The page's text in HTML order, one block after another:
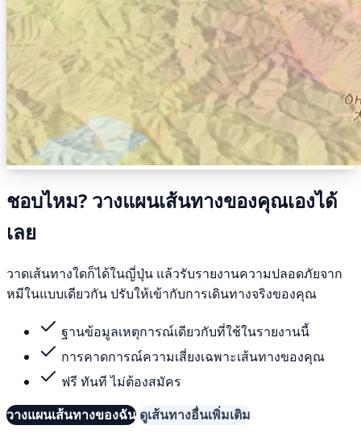
ชอบไหม? วางแผนเส้นทางของคุณเองได้
เลย
วาดเส้นทางใดก็ได้ในญี่ปุ่น แล้วรับรายงานความปลอดภัยจาก
หมีในแบบเดียวกัน ปรับให้เข้ากับการเดินทางจริงของคุณ
ฐานข้อมูลเหตุการณ์เดียวกับที่ใช้ในรายงานนี้
การคาดการณ์ความเสี่ยงเฉพาะเส้นทางของคุณ
ฟรี ทันที ไม่ต้องสมัคร
วางแผนเส้นทางของฉัน ดูเส้นทางอื่นเพิ่มเติม